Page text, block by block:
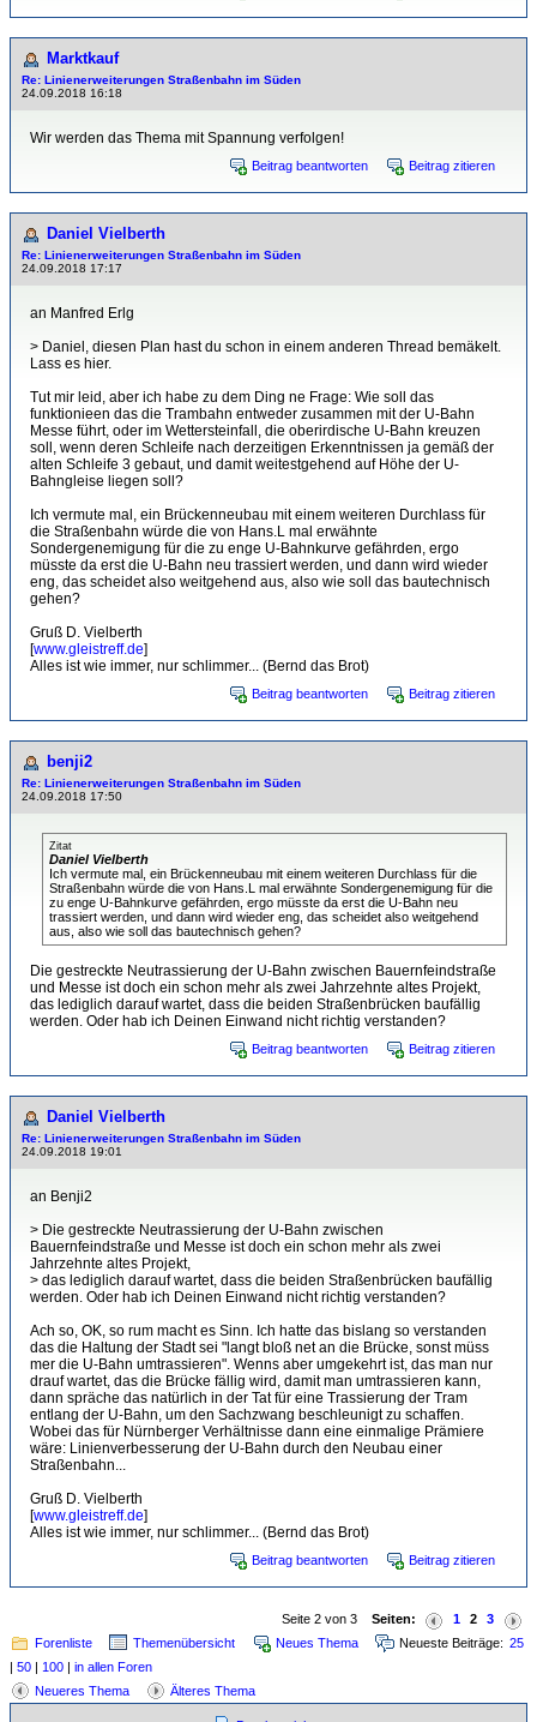
Marktkauf
Re: Linienerweiterungen Straßenbahn im Süden
24.09.2018 16:18
Wir werden das Thema mit Spannung verfolgen!
Beitrag beantworten Beitrag zitieren
Daniel Vielberth
Re: Linienerweiterungen Straßenbahn im Süden
24.09.2018 17:17
an Manfred Erlg
> Daniel, diesen Plan hast du schon in einem anderen Thread bemäkelt.
Lass es hier.
Tut mir leid, aber ich habe zu dem Ding ne Frage: Wie soll das
funktionieen das die Trambahn entweder zusammen mit der U-Bahn
Messe führt, oder im Wettersteinfall, die oberirdische U-Bahn kreuzen
soll, wenn deren Schleife nach derzeitigen Erkenntnissen ja gemäß der
alten Schleife 3 gebaut, und damit weitestgehend auf Höhe der U-
Bahngleise liegen soll?
Ich vermute mal, ein Brückenneubau mit einem weiteren Durchlass für
die Straßenbahn würde die von Hans.L mal erwähnte
Sondergenemigung für die zu enge U-Bahnkurve gefährden, ergo
müsste da erst die U-Bahn neu trassiert werden, und dann wird wieder
eng, das scheidet also weitgehend aus, also wie soll das bautechnisch
gehen?
Gruß D. Vielberth
[www.gleistreff.de]
Alles ist wie immer, nur schlimmer... (Bernd das Brot)
Beitrag beantworten Beitrag zitieren
benji2
Re: Linienerweiterungen Straßenbahn im Süden
24.09.2018 17:50
Zitat
Daniel Vielberth
Ich vermute mal, ein Brückenneubau mit einem weiteren Durchlass für die
Straßenbahn würde die von Hans.L mal erwähnte Sondergenemigung für die
zu enge U-Bahnkurve gefährden, ergo müsste da erst die U-Bahn neu
trassiert werden, und dann wird wieder eng, das scheidet also weitgehend
aus, also wie soll das bautechnisch gehen?
Die gestreckte Neutrassierung der U-Bahn zwischen Bauernfeindstraße
und Messe ist doch ein schon mehr als zwei Jahrzehnte altes Projekt,
das lediglich darauf wartet, dass die beiden Straßenbrücken baufällig
werden. Oder hab ich Deinen Einwand nicht richtig verstanden?
Beitrag beantworten Beitrag zitieren
Daniel Vielberth
Re: Linienerweiterungen Straßenbahn im Süden
24.09.2018 19:01
an Benji2
> Die gestreckte Neutrassierung der U-Bahn zwischen
Bauernfeindstraße und Messe ist doch ein schon mehr als zwei
Jahrzehnte altes Projekt,
> das lediglich darauf wartet, dass die beiden Straßenbrücken baufällig
werden. Oder hab ich Deinen Einwand nicht richtig verstanden?
Ach so, OK, so rum macht es Sinn. Ich hatte das bislang so verstanden
das die Haltung der Stadt sei "langt bloß net an die Brücke, sonst müss
mer die U-Bahn umtrassieren". Wenns aber umgekehrt ist, das man nur
drauf wartet, das die Brücke fällig wird, damit man umtrassieren kann,
dann spräche das natürlich in der Tat für eine Trassierung der Tram
entlang der U-Bahn, um den Sachzwang beschleunigt zu schaffen.
Wobei das für Nürnberger Verhältnisse dann eine einmalige Prämiere
wäre: Linienverbesserung der U-Bahn durch den Neubau einer
Straßenbahn...
Gruß D. Vielberth
[www.gleistreff.de]
Alles ist wie immer, nur schlimmer... (Bernd das Brot)
Beitrag beantworten Beitrag zitieren
Seite 2 von 3 Seiten: 1 2
3
Forenliste
Themenübersicht Neues Thema Neueste Beiträge: 25
50 100
in allen Foren
Neueres Thema
Älteres Thema